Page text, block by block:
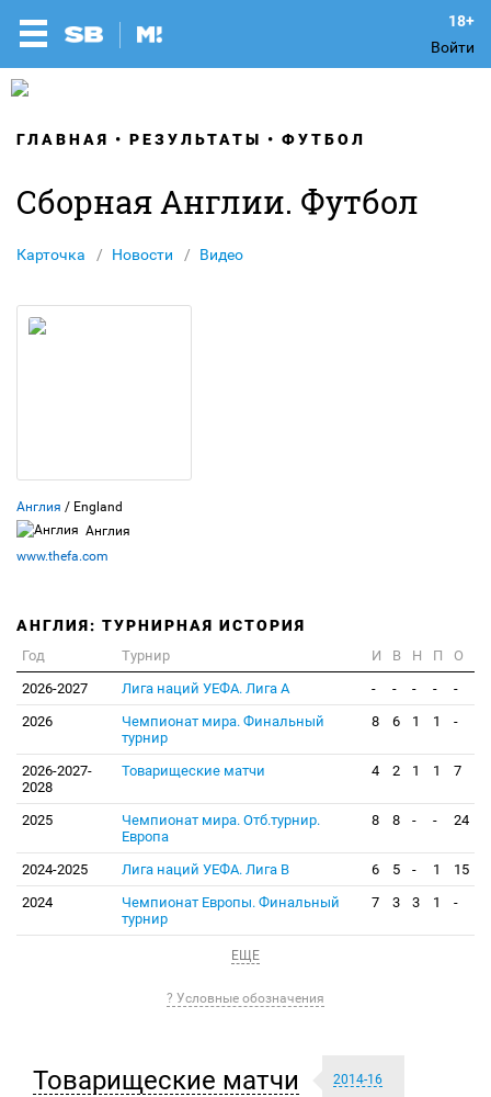
Войти
ГЛАВНАЯ РЕЗУЛЬТАТЫ ФУТБОЛ
Сборная Англии. Футбол
Карточка Новости Видео
Англия / England
Англия
www.thefa.com
АНГЛИЯ: ТУРНИРНАЯ ИСТОРИЯ
Год Турнир И В Н П
О
2026-2027
Лига наций УЕФА. Лига А - - - -
-
2026
Чемпионат мира. Финальный
турнир
8 6 1 1 -
2026-2027-
2028
Товарищеские матчи 4 2 1 1 7
2025
Чемпионат мира. Отб.турнир.
Европа
8 8 - - 24
2024-2025 Лига наций УЕФА. Лига В 6 5 - 1
15
2024
Чемпионат Европы. Финальный
турнир
7 3 3 1 -
ЕЩЕ
? Условные обозначения
Товарищеские матчи 2014-16